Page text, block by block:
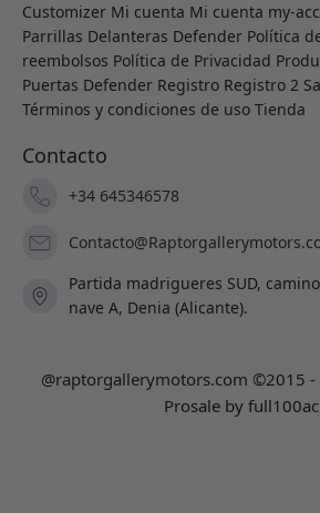
Customizer Mi cuenta Mi cuenta my-
Parrillas Delanteras Defender Política
reembolsos Política de Privacidad
Puertas Defender Registro Registro 2
Términos y condiciones de uso Tienda
Contacto
+34 645346578
Partida madrigueres SUD,
nave A, Denia (Alicante).
@raptorgallerymotors.com ©2015 -
Prosale by